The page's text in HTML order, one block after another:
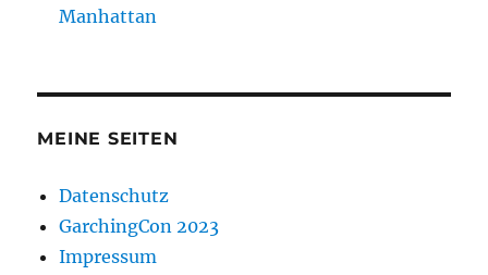
Manhattan
MEINE SEITEN
Datenschutz
GarchingCon 2023
Impressum